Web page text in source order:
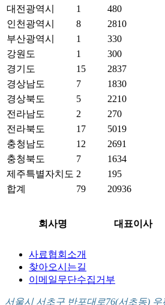
대전광역시
1
480
인천광역시
8
2810
부산광역시
1
330
강원도
1
300
경기도
15
2837
경상남도
7
1830
경상북도
5
2210
전라남도
2
270
전라북도
17
5019
충청남도
12
2691
충청북도
7
1634
제주특별자치도 2
195
합계
79
20936
회사명
대표이사
사료협회소개
찾아오시는길
이메일무단수집거부
서울시 서초구 반포대로76(서초동) 우